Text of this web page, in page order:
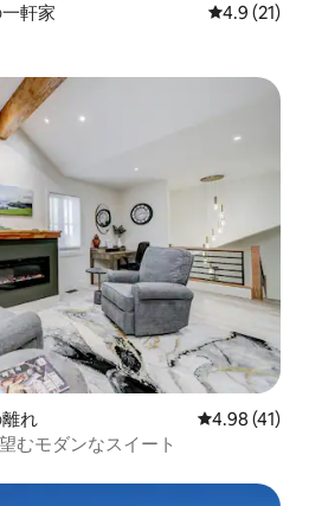
軒家 レビュー21
4.9 (21)
す。
れ レビュー41
4.98 (41)
景色を望むモダンなスイート